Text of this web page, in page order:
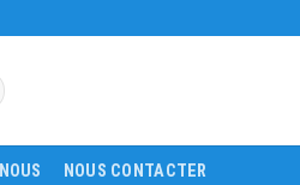
NOUS CONTACTER